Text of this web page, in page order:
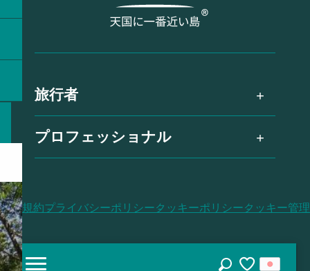
旅行者
プロフェッショナル
利用規約プライバシーポリシークッキーポリシークッキー管理